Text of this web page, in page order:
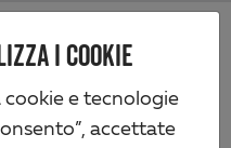
I COOKIE
e tecnologie
accettate
interna, accorciato, distanza